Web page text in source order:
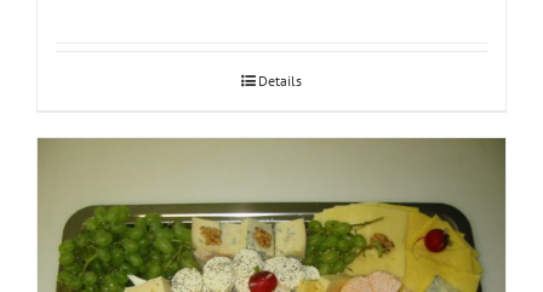
Details